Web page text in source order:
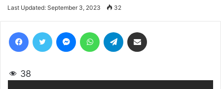
Last Updated: September 3, 2023 32
38